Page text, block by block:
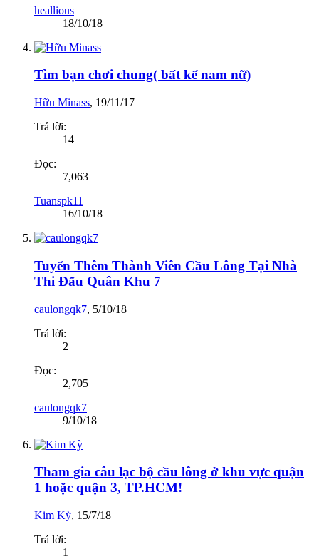
heallious
18/10/18
Tìm bạn chơi chung( bất kể nam nữ)
Hữu Minass, 19/11/17
Trả lời:
14
Đọc:
7,063
Tuanspk11
16/10/18
Tuyển Thêm Thành Viên Cầu Lông Tại Nhà
Thi Đấu Quân Khu 7
caulongqk7, 5/10/18
Trả lời:
2
Đọc:
2,705
caulongqk7
9/10/18
Tham gia câu lạc bộ cầu lông ở khu vực quận
1 hoặc quận 3, TP.HCM!
Kim Kỳ, 15/7/18
Trả lời:
1